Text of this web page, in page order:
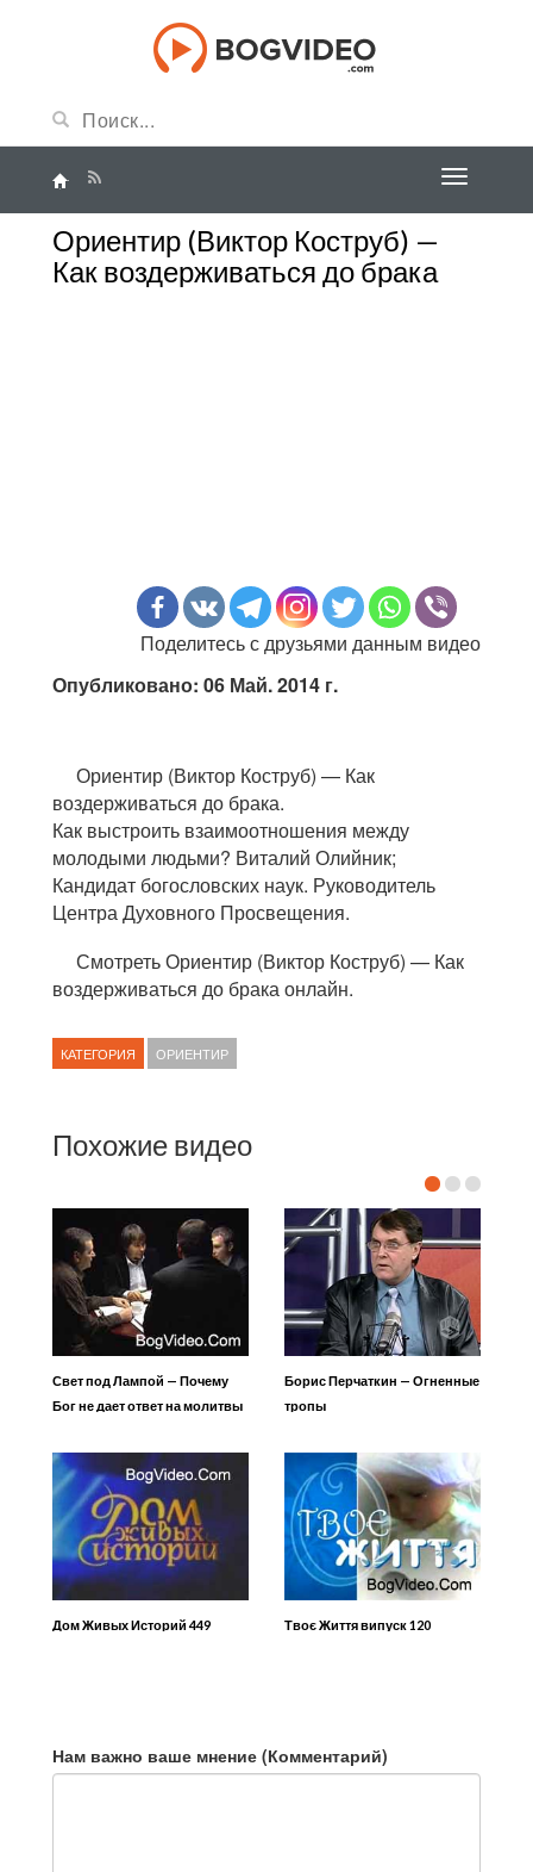
Ориентир (Виктор Коструб) —
Как воздерживаться до брака
Поделитесь с друзьями данным видео
Опубликовано: 06 Май. 2014 г.
Ориентир (Виктор Коструб) — Как
воздерживаться до брака.
Как выстроить взаимоотношения между
молодыми людьми? Виталий Олийник;
Кандидат богословских наук. Руководитель
Центра Духовного Просвещения.
Смотреть Ориентир (Виктор Коструб) — Как
воздерживаться до брака онлайн.
КАТЕГОРИЯ ОРИЕНТИР
Похожие видео
Свет под Лампой — Почему
Бог не дает ответ на молитвы
Борис Перчаткин — Огненные
тропы
Дом Живых Историй 449 Твоє Життя випуск 120
Нам важно ваше мнение (Комментарий)